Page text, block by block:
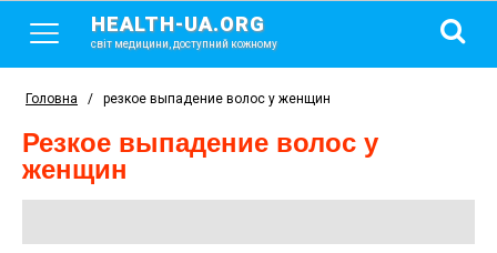
HEALTH-UA.ORG
світ медицини, доступний кожному
Головна / резкое выпадение волос у женщин
резкое выпадение волос у
женщин